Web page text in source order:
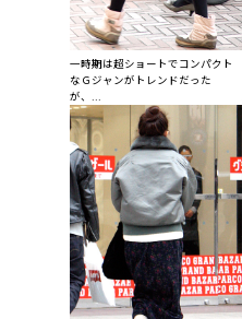
一時期は超ショートでコンパクト
なＧジャンがトレンドだった
が、...